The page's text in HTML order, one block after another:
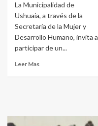
La Municipalidad de
Ushuaia, a través de la
Secretaría de la Mujer y
Desarrollo Humano, invita a
participar de un...
Leer Mas